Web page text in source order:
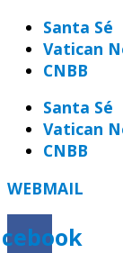
para
Santa Sé
Vatican
CNBB
Santa Sé
Vatican
CNBB
WEBMAIL